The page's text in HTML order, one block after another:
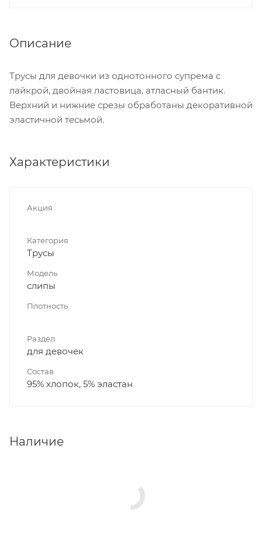
Описание
Трусы для девочки из однотонного супрема с
лайкрой, двойная ластовица, атласный бантик.
Верхний и нижние срезы обработаны декоративной
эластичной тесьмой.
Характеристики
Акция
Категория
Трусы
Модель
слипы
Плотность
Раздел
для девочек
Состав
95% хлопок, 5% эластан
Наличие